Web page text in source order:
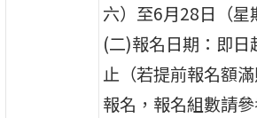
六）至6月28日（星
(二)報名日期：即
止（若提前報名額
報名，報名組數請